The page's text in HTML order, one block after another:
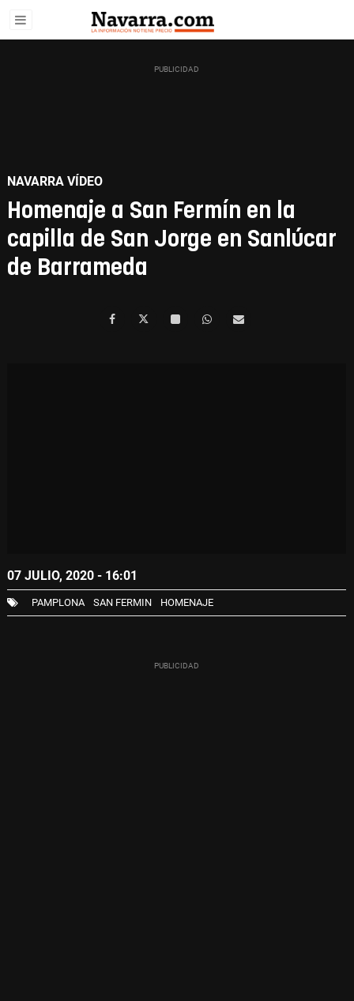
NAVARRA VÍDEO
Homenaje a San Fermín en la
capilla de San Jorge en Sanlúcar
de Barrameda
07 JULIO, 2020 - 16:01
PAMPLONA SAN FERMIN HOMENAJE